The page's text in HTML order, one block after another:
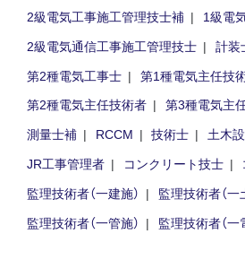
2級電気工事施工管理技士補
1級電
2級電気通信工事施工管理技士
計装
第2種電気工事士
第1種電気主任技
第2種電気主任技術者
第3種電気主
測量士補
RCCM 技術士
土木
JR工事管理者
コンクリート技士
監理技術者（一建施）
監理技術者（一
監理技術者（一管施）
監理技術者（一